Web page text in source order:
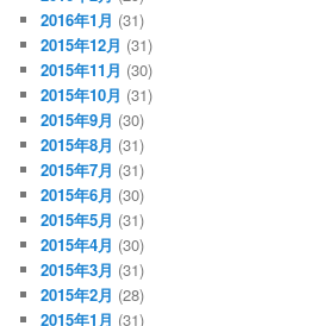
2016年1月 (31)
2015年12月 (31)
2015年11月 (30)
2015年10月 (31)
2015年9月 (30)
2015年8月 (31)
2015年7月 (31)
2015年6月 (30)
2015年5月 (31)
2015年4月 (30)
2015年3月 (31)
2015年2月 (28)
2015年1月 (31)